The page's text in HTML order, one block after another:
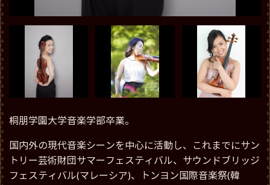
桐朋学園大学音楽学部卒業。
国内外の現代音楽シーンを中心に活動し、これまでにサン
トリー芸術財団サマーフェスティバル、サウンドブリッジ
フェスティバル(マレーシア)、トンヨン国際音楽祭(韓